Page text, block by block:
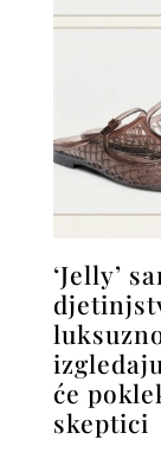
‘Jelly’
će
skeptici